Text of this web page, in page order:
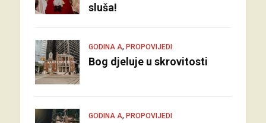
sluša!
GODINA A, PROPOVIJEDI
Bog djeluje u skrovitosti
GODINA A, PROPOVIJEDI